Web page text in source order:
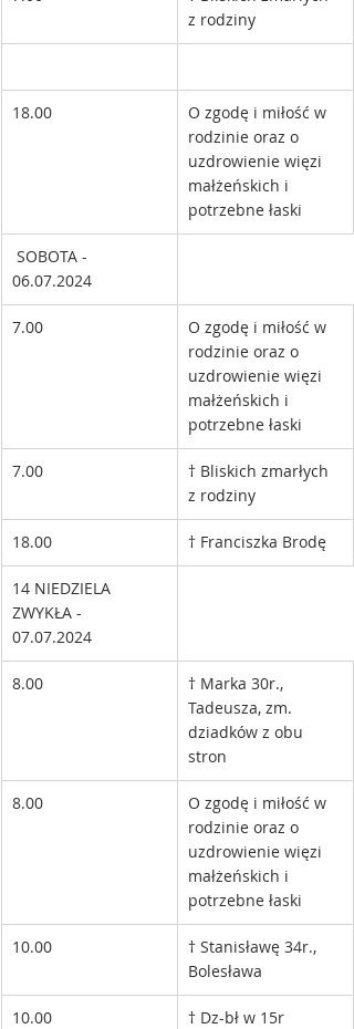
z rodziny
18.00
O zgodę i miłość w
rodzinie oraz o
uzdrowienie więzi
małżeńskich i
potrzebne łaski
SOBOTA -
06.07.2024
7.00
O zgodę i miłość w
rodzinie oraz o
uzdrowienie więzi
małżeńskich i
potrzebne łaski
7.00
† Bliskich zmarłych
z rodziny
18.00 † Franciszka Brodę
14 NIEDZIELA
ZWYKŁA -
07.07.2024
8.00
† Marka 30r.,
Tadeusza, zm.
dziadków z obu
stron
8.00
O zgodę i miłość w
rodzinie oraz o
uzdrowienie więzi
małżeńskich i
potrzebne łaski
10.00
† Stanisławę 34r.,
Bolesława
10.00
† Dz-bł w 15r